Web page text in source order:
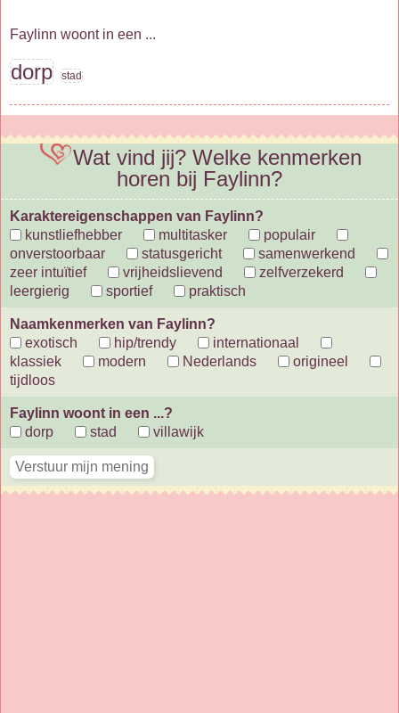
Faylinn woont in een ...
dorp stad
Wat vind jij? Welke kenmerken
horen bij Faylinn?
Karaktereigenschappen van Faylinn?
kunstliefhebber
multitasker
populair
onverstoorbaar
statusgericht
samenwerkend
zeer intuïtief
vrijheidslievend
zelfverzekerd
leergierig
sportief praktisch
Naamkenmerken van Faylinn?
exotisch
hip/trendy
internationaal
klassiek
modern Nederlands
origineel
tijdloos
Faylinn woont in een ...?
dorp
stad villawijk